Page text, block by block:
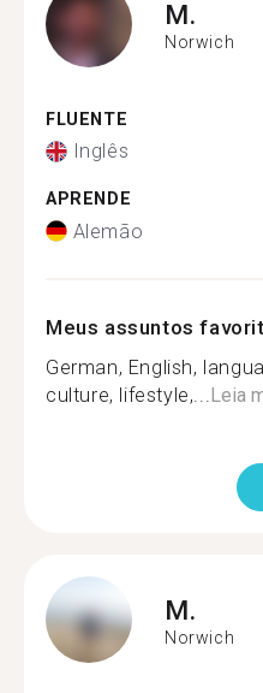
M.
Norwich
FLUENTE
Inglês
APRENDE
Alemão
Meus assuntos
German, English,
culture, lifestyle,... Leia
M.
Norwich